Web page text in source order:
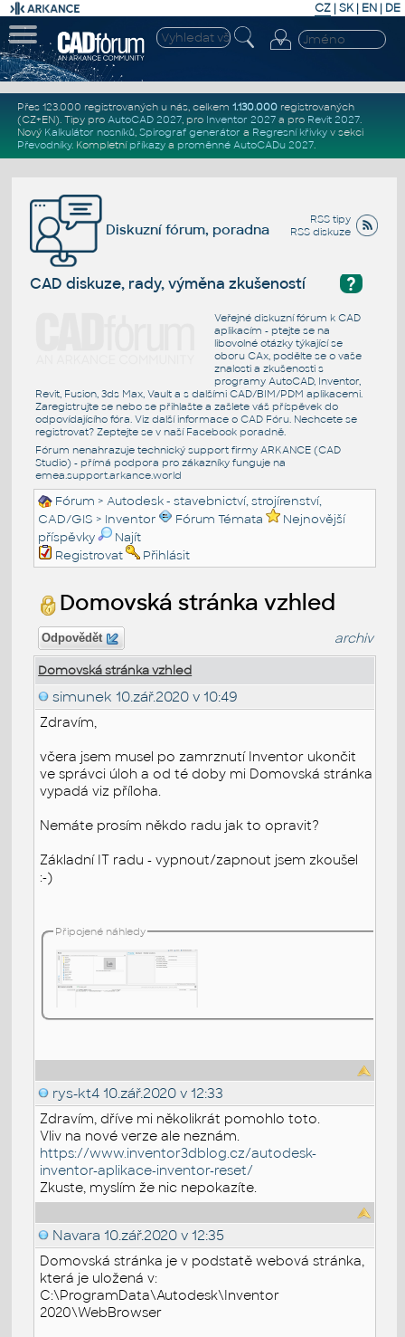
CZ | SK| EN | DE
Přes 123.000 registrovaných u nás, celkem 1.130.000registrovaných
(CZ+EN). Tipy pro AutoCAD 2027, pro Inventor 2027a pro Revit 2027.
Nový Kalkulátor nosníků, Spirograf generátor a Regresní křivkyv sekci
Převodníky. Kompletní příkazya proměnné AutoCADu 2027.
RSS tipy
RSS diskuze
Diskuzní fórum, poradna
?
CAD diskuze, rady, výměna zkušeností
Veřejné diskuzní fórum k CAD
aplikacím - ptejte se na
libovolné otázky týkající se
oboru CAx, podělte se o vaše
znalosti a zkušenosti s
programy AutoCAD, Inventor,
Revit, Fusion, 3ds Max, Vault a s dalšími CAD/BIM/PDM aplikacemi.
Zaregistrujte se nebo se přihlašte a zašlete váš příspěvek do
odpovídajícího fóra. Viz další informace o CAD Fóru. Nechcete se
registrovat? Zeptejte se v naší Facebook poradně.
Fórum nenahrazuje technický support firmy ARKANCE (CAD
Studio) - přímá podpora pro zákazníky funguje na
emea.support.arkance.world
Fórum >Autodesk - stavebnictví, strojírenství,
CAD/GIS > Inventor Fórum Témata
Nejnovější
příspěvky
Najít
Registrovat
Přihlásit
Domovská stránka vzhled
Odpovědět archiv
Domovská stránka vzhled
simunek 10.zář.2020 v 10:49
Zdravím,
včera jsem musel po zamrznutí Inventor ukončit
ve správci úloh a od té doby mi Domovská stránka
vypadá viz příloha.
Nemáte prosím někdo radu jak to opravit?
Základní IT radu - vypnout/zapnout jsem zkoušel
:-)
Připojené náhledy
rys-kt4 10.zář.2020 v 12:33
Zdravím, dříve mi několikrát pomohlo toto.
Vliv na nové verze ale neznám.
https://www.inventor3dblog.cz/autodesk-
inventor-aplikace-inventor-reset/
Zkuste, myslím že nic nepokazíte.
Navara 10.zář.2020 v 12:35
Domovská stránka je v podstatě webová stránka,
která je uložená v:
C:\ProgramData\Autodesk\Inventor
2020\WebBrowser